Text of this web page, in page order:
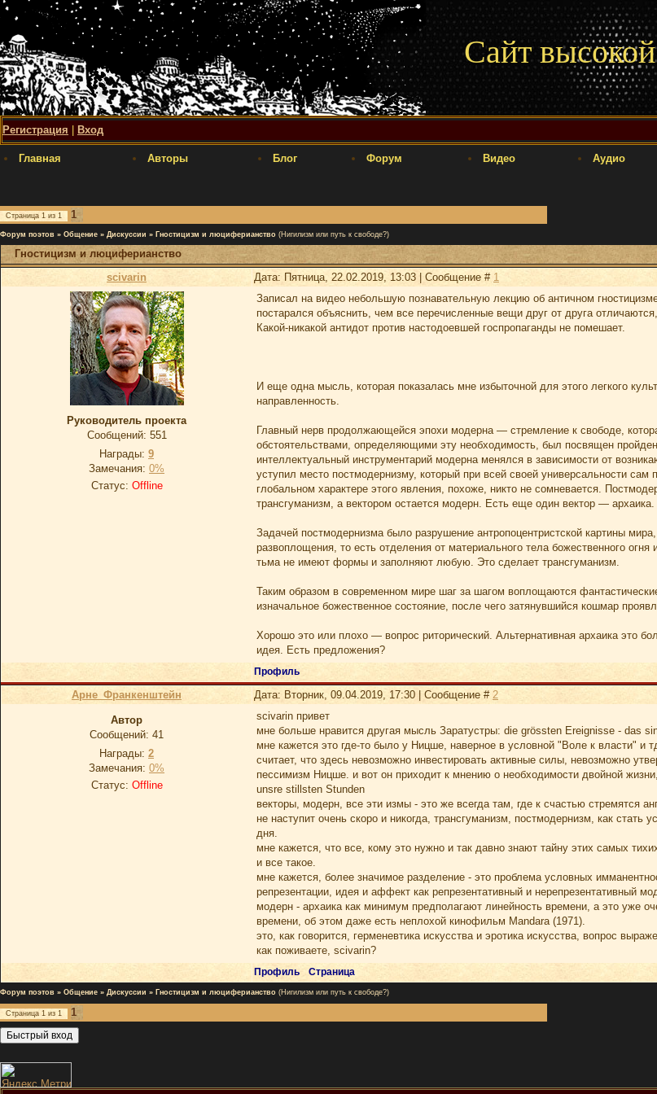
Сайт
Регистрация Вход
Главная Авторы Блог Форум Видео Аудио
Страница 1 из 1 1
Форум поэтов » Общение » Дискуссии » Гностицизм и люциферианство (Нигилизм или путь к свободе?)
Гностицизм и люциферианство
scivarin
Дата: Пятница, 22.02.2019, 13:03 | Сообщение # 1
Руководитель проекта
Сообщений: 551
Награды: 9
Замечания: 0%
Статус: Offline
Записал на видео небольшую познавательную лекцию об античном
постарался объяснить, чем все перечисленные вещи друг от друга
Какой-никакой антидот против настодоевшей госпропаганды не помешает.
И еще одна мысль, которая показалась мне избыточной для этого легкого
направленность.
Главный нерв продолжающейся эпохи модерна — стремление к свободе,
обстоятельствами, определяющими эту необходимость, был посвящен
интеллектуальный инструментарий модерна менялся в зависимости от
уступил место постмодернизму, который при всей своей универсальности
глобальном характере этого явления, похоже, никто не сомневается.
трансгуманизм, а вектором остается модерн. Есть еще один вектор —
Задачей постмодернизма было разрушение антропоцентристской картины
развоплощения, то есть отделения от материального тела божественного
тьма не имеют формы и заполняют любую. Это сделает трансгуманизм.
Таким образом в современном мире шаг за шагом воплощаются
изначальное божественное состояние, после чего затянувшийся кошмар
Хорошо это или плохо — вопрос риторический. Альтернативная архаика это
идея. Есть предложения?
Профиль
Арне_Франкенштейн Дата: Вторник, 09.04.2019, 17:30 | Сообщение # 2
Автор
Сообщений: 41
Награды: 2
Замечания: 0%
Статус: Offline
scivarin привет
мне больше нравится другая мысль Заратустры: die grössten Ereignisse - das
мне кажется это где-то было у Ницше, наверное в условной "Воле к власти"
считает, что здесь невозможно инвестировать активные силы, невозможно
пессимизм Ницше. и вот он приходит к мнению о необходимости двойной
unsre stillsten Stunden
векторы, модерн, все эти измы - это же всегда там, где к счастью стремятся
не наступит очень скоро и никогда, трансгуманизм, постмодернизм, как
дня.
мне кажется, что все, кому это нужно и так давно знают тайну этих самых
и все такое.
мне кажется, более значимое разделение - это проблема условных
репрезентации, идея и аффект как репрезентативный и нерепрезентативный
модерн - архаика как минимум предполагают линейность времени, а это уже
времени, об этом даже есть неплохой кинофильм Mandara (1971).
это, как говорится, герменевтика искусства и эротика искусства, вопрос
как поживаете, scivarin?
Профиль Страница
Форум поэтов » Общение » Дискуссии » Гностицизм и люциферианство (Нигилизм или путь к свободе?)
Страница 1 из 1
1